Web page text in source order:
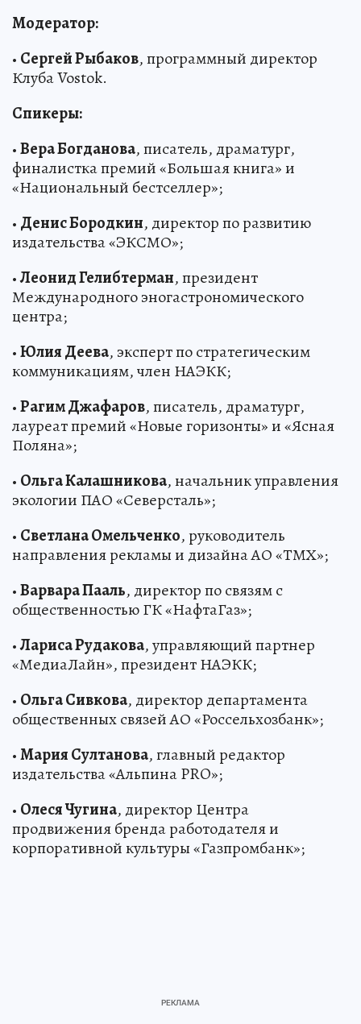
Модератор:
• Сергей Рыбаков, программный директор
Клуба Vostok.
Спикеры:
•Вера Богданова, писатель, драматург,
финалистка премий «Большая книга» и
«Национальный бестселлер»;
• Денис Бородкин, директор по развитию
издательства «ЭКСМО»;
•Леонид Гелибтерман, президент
Международного эногастрономического
центра;
•Юлия Деева, эксперт по стратегическим
коммуникациям, член НАЭКК;
•Рагим Джафаров, писатель, драматург,
лауреат премий «Новые горизонты» и «Ясная
Поляна»;
• Ольга Калашникова, начальник управления
экологии ПАО «Северсталь»;
• Светлана Омельченко, руководитель
направления рекламы и дизайна АО «ТМХ»;
•Варвара Пааль, директор по связям с
общественностью ГК «НафтаГаз»;
•Лариса Рудакова, управляющий партнер
«МедиаЛайн», президент НАЭКК;
• Ольга Сивкова, директор департамента
общественных связей АО «Россельхозбанк»;
•Мария Султанова, главный редактор
издательства «Альпина PRO»;
• Олеся Чугина, директор Центра
продвижения бренда работодателя и
корпоративной культуры «Газпромбанк»;